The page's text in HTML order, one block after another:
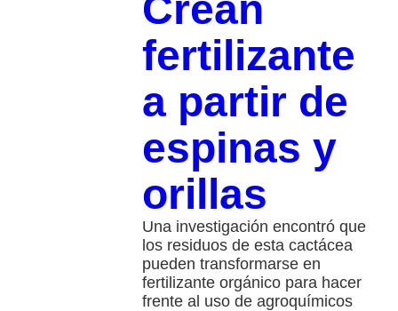
fertilizante
a partir de
espinas y
orillas
Una investigación encontró que
los residuos de esta cactácea
pueden transformarse en
fertilizante orgánico para hacer
frente al uso de agroquímicos